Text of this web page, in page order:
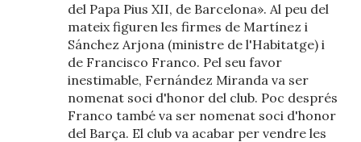
del Papa Pius XII, de Barcelona». Al peu del
mateix figuren les firmes de Martínez i
Sánchez Arjona (ministre de l'Habitatge) i
de Francisco Franco. Pel seu favor
inestimable, Fernández Miranda va ser
nomenat soci d'honor del club. Poc després
Franco també va ser nomenat soci d'honor
del Barça. El club va acabar per vendre les